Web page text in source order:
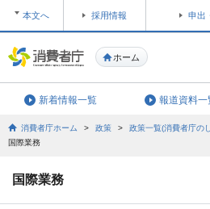
ホーム
本文へ 採用情報 申出
新着情報一覧 報道資料一
消費者庁ホーム > 政策 > 政策一覧(消費者庁の
国際業務
国際業務